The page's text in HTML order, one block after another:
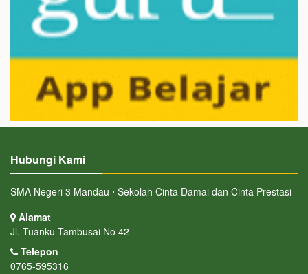
Hubungi Kami
SMA Negeri 3 Mandau ⋅ Sekolah Cinta Damai dan Cinta Prestasi
Alamat
Jl. Tuanku Tambusai No 42
Telepon
0765-595316